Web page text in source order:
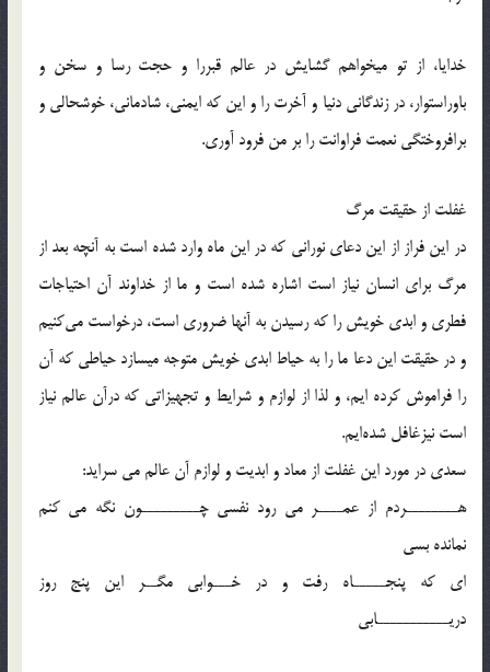
خدایا، از تو میخواهم گشایش در عالم قبررا و حجت رسا و سخن و
باوراستوار، در زندگانى دنیا و آخرت را و این كه ایمنى، شادمانى، خوشحالى و
برافروختگى نعمت فراوانت را بر من فرود آورى.
غفلت از حقیقت مرگ
در این فراز از این دعای نورانی که در این ماه وارد شده است به آنچه بعد از
مرگ برای انسان نیاز است اشاره شده است و ما از خداوند آن احتیاجات
فطری و ابدی خویش را که رسیدن به آنها ضروری است، درخواست می‌کنیم
و در حقیقت این دعا ما را به حیاط ابدی خویش متوجه میسازد حیاطی که آن
را فراموش کرده ایم، و لذا از لوازم و شرایط و تجهیزاتی که درآن عالم نیاز
است نیزغافل شده‌ایم.
سعدی در مورد این غفلت از معاد و ابدیت و لوازم آن عالم می سراید:
هــــــــردم از عمــــر می رود نفسی چـــــــــون نگه می کنم
نمانده بسی
ای که پنجـــــاه رفت و در خـــوابی مگــر این پنج روز
دریـــــــــــابی